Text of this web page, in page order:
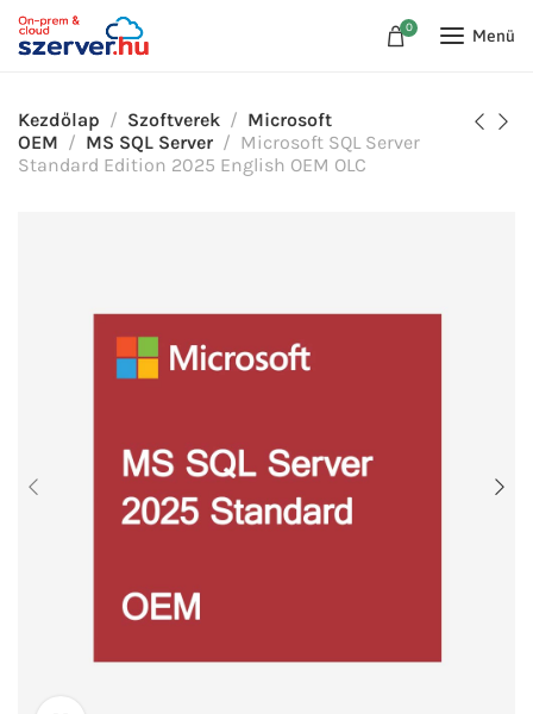
0 Menü
Kezdőlap Szoftverek
Microsoft
OEM
MS SQL Server
Microsoft SQL Server
Standard Edition 2025 English OEM OLC